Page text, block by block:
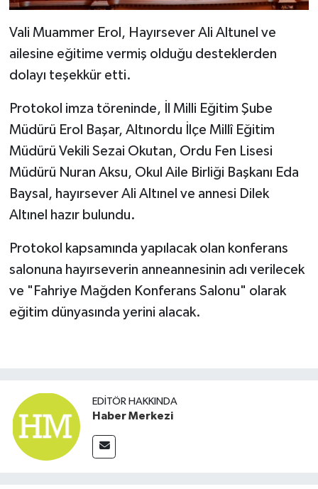
Vali Muammer Erol, Hayırsever Ali Altunel ve
ailesine eğitime vermiş olduğu desteklerden
dolayı teşekkür etti.
Protokol imza töreninde, İl Milli Eğitim Şube
Müdürü Erol Başar, Altınordu İlçe Millî Eğitim
Müdürü Vekili Sezai Okutan, Ordu Fen Lisesi
Müdürü Nuran Aksu, Okul Aile Birliği Başkanı Eda
Baysal, hayırsever Ali Altınel ve annesi Dilek
Altınel hazır bulundu.
Protokol kapsamında yapılacak olan konferans
salonuna hayırseverin anneannesinin adı verilecek
ve "Fahriye Mağden Konferans Salonu" olarak
eğitim dünyasında yerini alacak.
EDITÖR HAKKINDA
Haber Merkezi